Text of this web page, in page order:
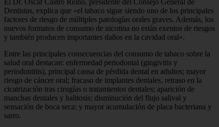
Dentistas, explica que «el tabaco sigue siendo uno de los principales
factores de riesgo de múltiples patologías orales graves. Además, los
nuevos formatos de consumo de nicotina no están exentos de riesgos
y también producen importantes daños en la cavidad oral».
Entre las principales consecuencias del consumo de tabaco sobre la
salud oral destacan: enfermedad periodontal (gingivitis y
periodontitis), principal causa de pérdida dental en adultos; mayor
riesgo de cáncer oral; fracaso de implantes dentales, retraso en la
cicatrización tras cirugías o tratamientos dentales; aparición de
manchas dentales y halitosis; disminución del flujo salival y
sensación de boca seca; y mayor acumulación de placa bacteriana y
sarro.